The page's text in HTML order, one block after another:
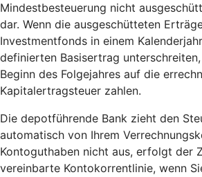
Mindestbesteuerung nicht
dar. Wenn die ausgeschütteten
Investmentfonds in einem
definierten Basisertrag
Beginn des Folgejahres auf die
Kapitalertragsteuer zahlen.
Die depotführende Bank zieht den
automatisch von Ihrem
Kontoguthaben nicht aus, erfolgt der
vereinbarte Kontokorrentlinie, wenn